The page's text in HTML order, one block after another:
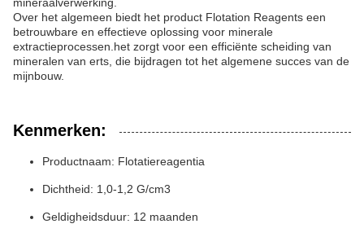
Over het algemeen biedt het product Flotation Reagents een
betrouwbare en effectieve oplossing voor minerale
extractieprocessen.het zorgt voor een efficiënte scheiding van
mineralen van erts, die bijdragen tot het algemene succes van de
mijnbouw.
Kenmerken:
Productnaam: Flotatiereagentia
Dichtheid: 1,0-1,2 G/cm3
Geldigheidsduur: 12 maanden